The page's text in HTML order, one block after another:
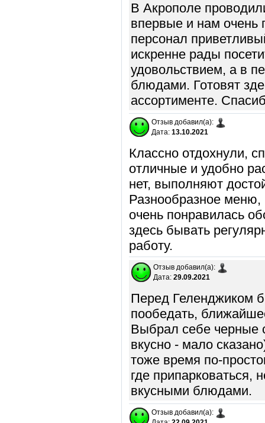
В Акрополе
впервые и нам очень
персонал
искренне рады
удовольствием, а в
блюдами. Готовят
ассортименте.
Отзыв добавил(а):
Дата: 13.10.2021
Классно отдохнули,
отличные и удобно
нет, выполняют
Разнообразное меню,
очень понравилась
здесь бывать
работу.
Отзыв добавил(а):
Дата: 29.09.2021
Перед Геленджиком
пообедать,
Выбрал себе черные
вкусно - мало
тоже время по-
где припарковаться,
вкусными блюдами.
Отзыв добавил(а):